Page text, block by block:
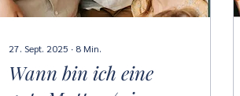
27. Sept. 2025 ∙ 8 Min.
Wann bin ich eine